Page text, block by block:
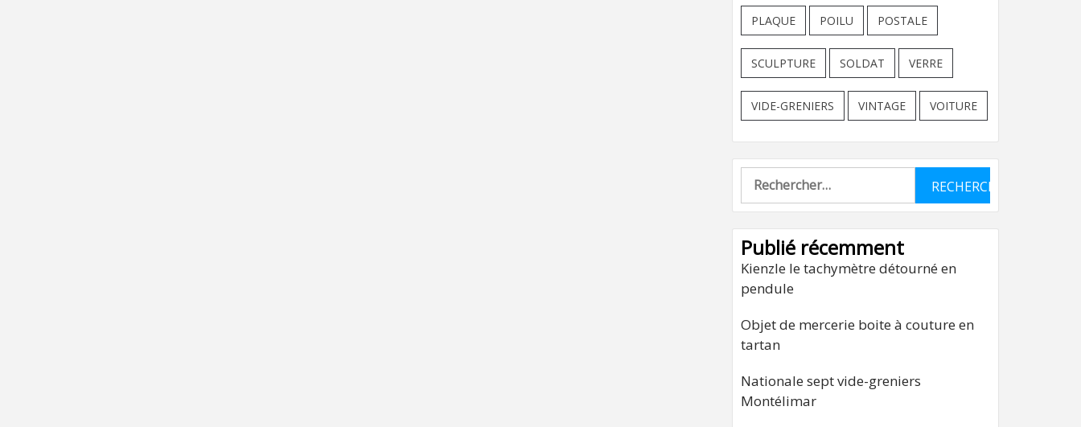
PLAQUE POILU POSTALE
SCULPTURE SOLDAT VERRE
VIDE-GRENIERS VINTAGE VOITURE
Rechercher :
Publié récemment
Kienzle le tachymètre détourné en
pendule
Objet de mercerie boite à couture en
tartan
Nationale sept vide-greniers
Montélimar